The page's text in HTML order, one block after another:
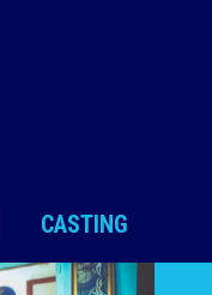
CASTING